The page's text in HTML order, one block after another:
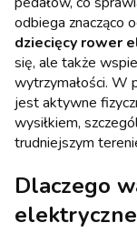
odbiega znacząco
dziecięcy rower
się, ale także
wytrzymałości. W
jest aktywne
wysiłkiem,
trudniejszym
Dlaczego